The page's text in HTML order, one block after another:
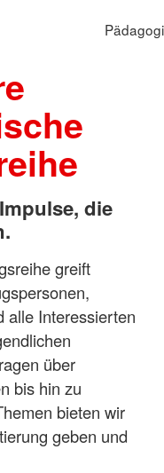
die
greift
alle Interessierten
über
bis hin zu
bieten wir
geben und